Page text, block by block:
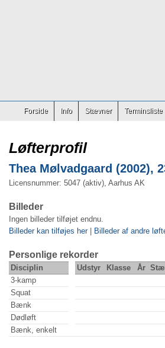
Forside Info Stævner Terminsliste
Løfterprofil
Thea Mølvadgaard (2002),
Licensnummer: 5047 (aktiv), Aarhus AK
Billeder
Ingen billeder tilføjet endnu.
Billeder kan tilføjes her| Billeder af andre
Personlige rekorder
Disciplin Udstyr Klasse År
3-kamp
Squat
Bænk
Dødløft
Bænk, enkelt